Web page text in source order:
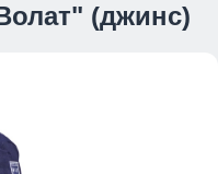
(джинс)